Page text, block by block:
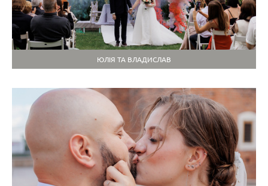
ЮЛІЯ ТА ВЛАДИСЛАВ